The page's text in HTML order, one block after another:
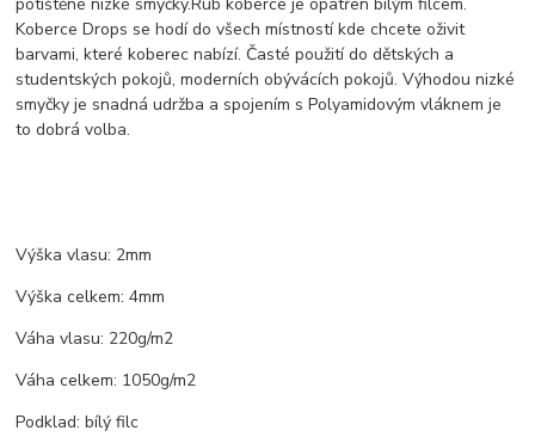
Koberce Drops se hodí do všech místností kde chcete oživit
barvami, které koberec nabízí. Časté použití do dětských a
studentských pokojů, moderních obývácích pokojů. Výhodou nizké
smyčky je snadná udržba a spojením s Polyamidovým vláknem je
to dobrá volba.
Výška vlasu: 2mm
Výška celkem: 4mm
Váha vlasu: 220g/m2
Váha celkem: 1050g/m2
Podklad: bílý filc